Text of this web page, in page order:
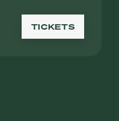
TICKETS